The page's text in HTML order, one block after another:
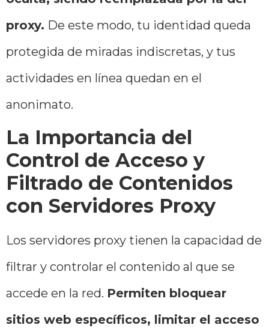
proxy. De este modo, tu identidad queda
protegida de miradas indiscretas, y tus
actividades en línea quedan en el
anonimato.
La Importancia del
Control de Acceso y
Filtrado de Contenidos
con Servidores Proxy
Los servidores proxy tienen la capacidad de
filtrar y controlar el contenido al que se
accede en la red. Permiten bloquear
sitios web específicos, limitar el acceso